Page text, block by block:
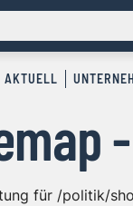
AKTUELL
für /politik/